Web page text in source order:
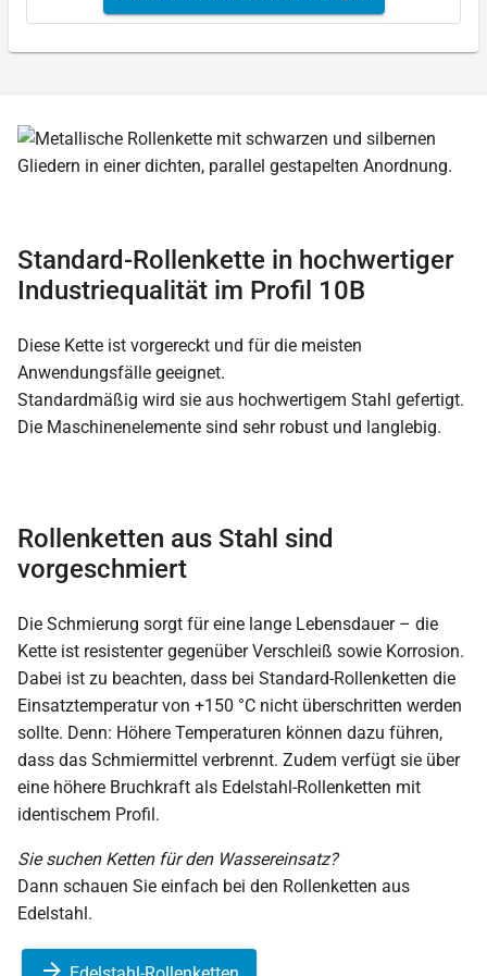
Standard-Rollenkette in hochwertiger
Industriequalität im Profil 10B
Diese Kette ist vorgereckt und für die meisten
Anwendungsfälle geeignet.
Standardmäßig wird sie aus hochwertigem Stahl gefertigt.
Die Maschinenelemente sind sehr robust und langlebig.
Rollenketten aus Stahl sind
vorgeschmiert
Die Schmierung sorgt für eine lange Lebensdauer – die
Kette ist resistenter gegenüber Verschleiß sowie Korrosion.
Dabei ist zu beachten, dass bei Standard-Rollenketten die
Einsatztemperatur von +150 °C nicht überschritten werden
sollte. Denn: Höhere Temperaturen können dazu führen,
dass das Schmiermittel verbrennt. Zudem verfügt sie über
eine höhere Bruchkraft als Edelstahl-Rollenketten mit
identischem Profil.
Sie suchen Ketten für den Wassereinsatz?
Dann schauen Sie einfach bei den Rollenketten aus
Edelstahl.